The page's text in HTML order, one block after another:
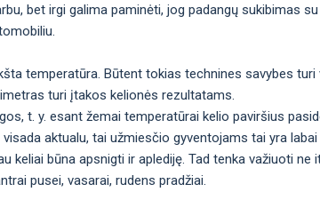
bet irgi galima paminėti, jog padangų sukibimas
temperatūra. Būtent tokias technines savybes turi
turi įtakos kelionės rezultatams.
t. y. esant žemai temperatūrai kelio paviršius
aktualu, tai užmiesčio gyventojams tai yra labai
keliai būna apsnigti ir aplediję. Tad tenka važiuoti ne
pusei, vasarai, rudens pradžiai.